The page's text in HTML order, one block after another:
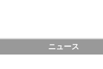
ニュース